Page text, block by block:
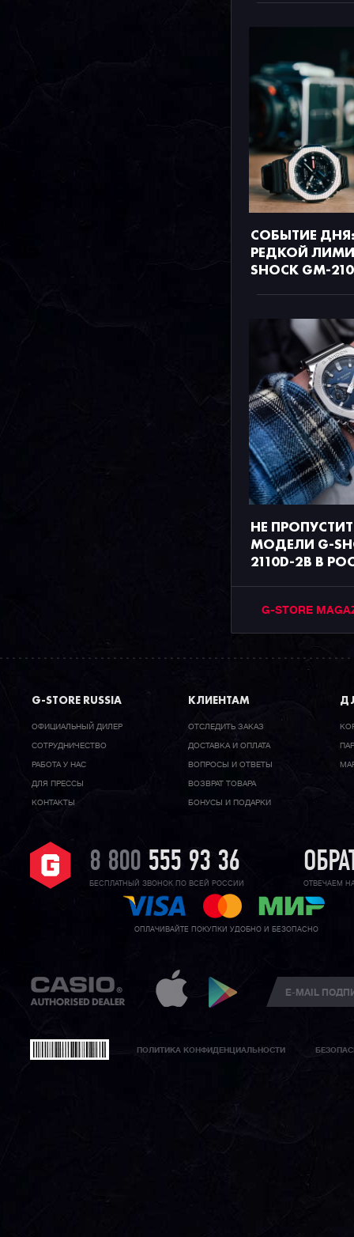
СОБЫТИЕ
РЕДКОЙ
SHOCK GM-
НЕ
МОДЕЛИ G-
2110D-2B В
G-STORE
G-STORE RUSSIA
ОФИЦИАЛЬНЫЙ ДИЛЕР
CОТРУДНИЧЕСТВО
РАБОТА У НАС
ДЛЯ ПРЕССЫ
КОНТАКТЫ
КЛИЕНТАМ
ОТСЛЕДИТЬ ЗАКАЗ
ДОСТАВКА И ОПЛАТА
ВОПРОСЫ И ОТВЕТЫ
ВОЗВРАТ ТОВАРА
БОНУСЫ И ПОДАРКИ
8 800 555 93 36
БЕСПЛАТНЫЙ ЗВОНОК ПО ВСЕЙ РОССИИ ОТВЕЧАЕМ
ОПЛАЧИВАЙТЕ ПОКУПКИ УДОБНО И БЕЗОПАСНО
ПОЛИТИКА КОНФИДЕНЦИАЛЬНОСТИ